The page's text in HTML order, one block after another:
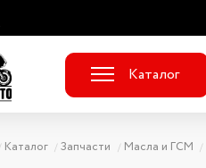
Каталог
Каталог Запчасти Масла и ГСМ